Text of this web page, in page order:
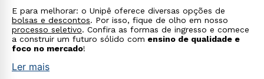
E para melhorar: o Unipê oferece diversas opções de
bolsas e descontos. Por isso, fique de olho em nosso
processo seletivo. Confira as formas de ingresso e comece
a construir um futuro sólido com ensino de qualidade e
foco no mercado!
Ler mais